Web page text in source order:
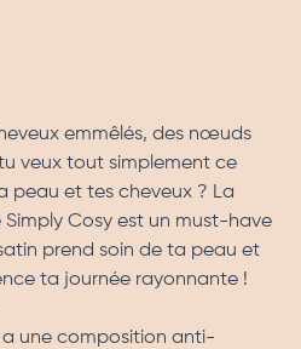
emmêlés, des nœuds
veux tout simplement ce
peau et tes cheveux ? La
Cosy est un must-have
prend soin de ta peau et
ta journée rayonnante !
une composition anti-